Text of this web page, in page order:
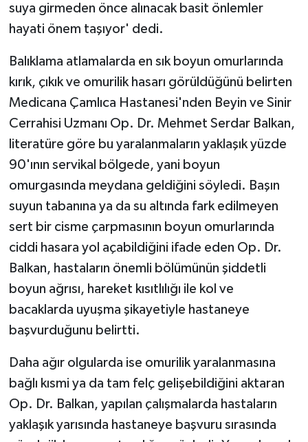
suya girmeden önce alınacak basit önlemler
hayati önem taşıyor' dedi.
Balıklama atlamalarda en sık boyun omurlarında
kırık, çıkık ve omurilik hasarı görüldüğünü belirten
Medicana Çamlıca Hastanesi'nden Beyin ve Sinir
Cerrahisi Uzmanı Op. Dr. Mehmet Serdar Balkan,
literatüre göre bu yaralanmaların yaklaşık yüzde
90'ının servikal bölgede, yani boyun
omurgasında meydana geldiğini söyledi. Başın
suyun tabanına ya da su altında fark edilmeyen
sert bir cisme çarpmasının boyun omurlarında
ciddi hasara yol açabildiğini ifade eden Op. Dr.
Balkan, hastaların önemli bölümünün şiddetli
boyun ağrısı, hareket kısıtlılığı ile kol ve
bacaklarda uyuşma şikayetiyle hastaneye
başvurduğunu belirtti.
Daha ağır olgularda ise omurilik yaralanmasına
bağlı kısmi ya da tam felç gelişebildiğini aktaran
Op. Dr. Balkan, yapılan çalışmalarda hastaların
yaklaşık yarısında hastaneye başvuru sırasında